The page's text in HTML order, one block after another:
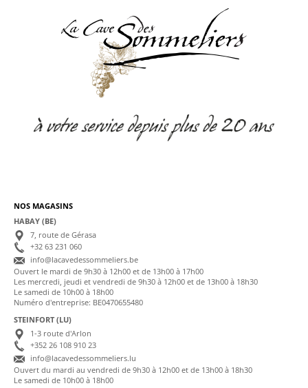
NOS MAGASINS
HABAY (BE)
7, route de Gérasa
+32 63 231 060
info@lacavedessommeliers.be
Ouvert le mardi de 9h30 à 12h00 et de 13h00 à 17h00
Les mercredi, jeudi et vendredi de 9h30 à 12h00 et de 13h00 à 18h30
Le samedi de 10h00 à 18h00
Numéro d'entreprise: BE0470655480
STEINFORT (LU)
1-3 route d'Arlon
+352 26 108 910 23
info@lacavedessommeliers.lu
Ouvert du mardi au vendredi de 9h30 à 12h00 et de 13h00 à 18h30
Le samedi de 10h00 à 18h00